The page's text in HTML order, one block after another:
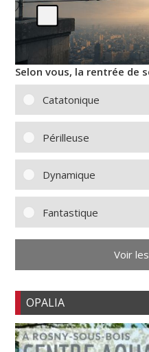
Selon vous, la rentrée de
Catatonique
Périlleuse
Dynamique
Fantastique
Voir
OPALIA